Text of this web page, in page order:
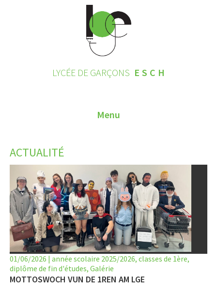
LYCÉE DE GARÇONS ESCH
Menu
CONTACT
INSCRIPTIONS 2026
LE LYCÉE
LET’S GO SCIENCE
ACTUALITÉ
AGENDA
ACTUALITÉ
01/06/2026 | année scolaire 2025/2026, classes de 1ère,
diplôme de fin d'études, Galérie
MOTTOSWOCH VUN DE 1REN AM LGE